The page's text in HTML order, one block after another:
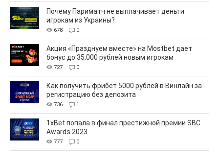
Почему Париматч не выплачивает деньги
игрокам из Украины?
678 0
Акция «Празднуем вместе» на Mostbet дает
бонус до 35,000 рублей новым игрокам
727 0
Как получить фрибет 5000 рублей в Винлайн за
регистрацию без депозита
736 1
1xBet попала в финал престижной премии SBC
Awards 2023
777 0